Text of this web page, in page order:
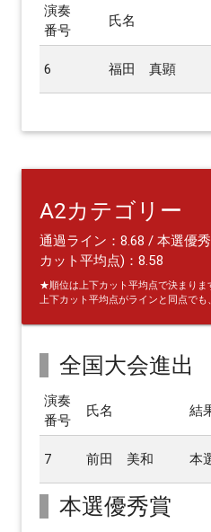
演奏
番号
氏名
6 福田 真顕
A2カテゴリー
通過ライン：8.68 / 本選優
カット平均点)：8.58
★順位は上下カット平均点で決まりま
上下カット平均点がラインと同点でも
全国大会進出
演奏
番号
氏名 結
7 前田 美和 本
本選優秀賞